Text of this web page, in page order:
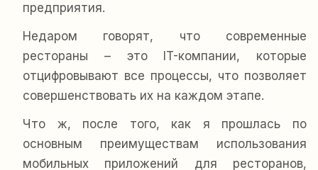
предприятия.
Недаром говорят, что современные
рестораны – это IT-компании, которые
отцифровывают все процессы, что позволяет
совершенствовать их на каждом этапе.
Что ж, после того, как я прошлась по
основным преимуществам использования
мобильных приложений для ресторанов,